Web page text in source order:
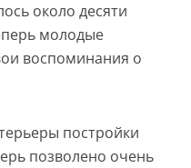
около десяти
молодые
воспоминания о
постройки
позволено очень